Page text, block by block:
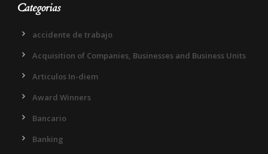
Categorias
accidente de trabajo
Acquisition of Companies, Businesses and Business Units
Articulos In-diem
Award Winners
Bancario
Banking